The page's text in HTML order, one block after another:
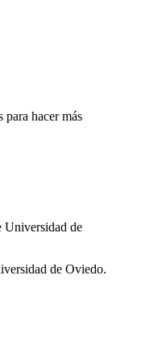
hacer más
Universidad de
de Oviedo.